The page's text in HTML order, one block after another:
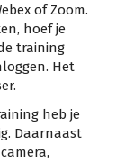
of Zoom.
hoef je
training
Het
heb je
Daarnaast